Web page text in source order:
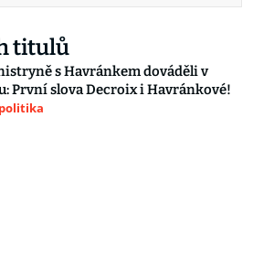
titulů
s Havránkem dováděli v
První slova Decroix i Havránkové!